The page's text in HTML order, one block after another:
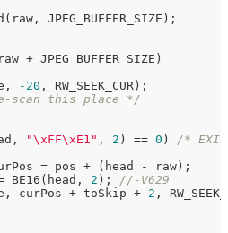
JPEG_BUFFER_SIZE);
+ JPEG_BUFFER_SIZE)
-20 , RW_SEEK_CUR);
scan this place */
"\xFF\xE1" , 2 ) == 0 ) /*
= pos + (head - raw);
BE16(head,
2 ); //-V629
curPos + toSkip +
2 ,